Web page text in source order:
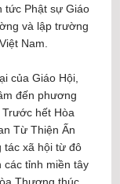
tức Phật sự Giáo
và lập trường
Nam.
của Giáo Hội,
đến phương
hết Hòa
Từ Thiện Ấn
tác xã hội từ đô
các tỉnh miền tây